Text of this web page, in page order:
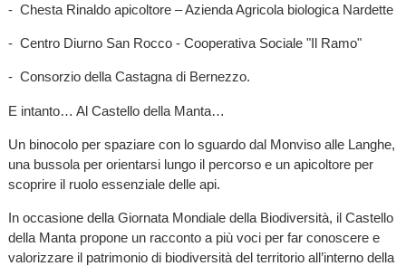
- Chesta Rinaldo apicoltore – Azienda Agricola biologica Nardette
- Centro Diurno San Rocco - Cooperativa Sociale "Il Ramo"
- Consorzio della Castagna di Bernezzo.
E intanto… Al Castello della Manta…
Un binocolo per spaziare con lo sguardo dal Monviso alle Langhe,
una bussola per orientarsi lungo il percorso e un apicoltore per
scoprire il ruolo essenziale delle api.
In occasione della Giornata Mondiale della Biodiversità, il Castello
della Manta propone un racconto a più voci per far conoscere e
valorizzare il patrimonio di biodiversità del territorio all’interno della